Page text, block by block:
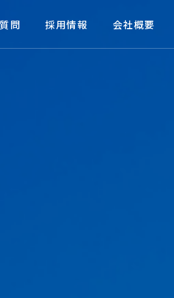
問 採用情報 会社概要